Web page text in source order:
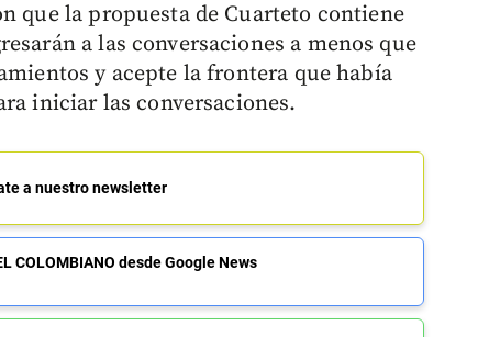
que la propuesta de Cuarteto contiene
a las conversaciones a menos que
y acepte la frontera que había
iniciar las conversaciones.
a nuestro newsletter
COLOMBIANO desde Google News